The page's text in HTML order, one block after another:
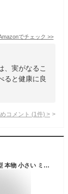
でチェック >>
、実がなるこ
ると健康に良
コメント (1 件) >
【初心者向け】オリーブ オリーブの木 観葉植物 大型 本物 小さい ミニ 鉢植え アクアプラントポット 4号鉢 5号鉢 シンボルツリー 常緑樹 受け皿付き 育てやすい 初心者向け 新築 開店 結婚祝い 誕生日 プレゼント ギフト インテリア おしゃれ